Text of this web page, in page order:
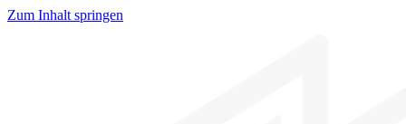
Zum Inhalt springen